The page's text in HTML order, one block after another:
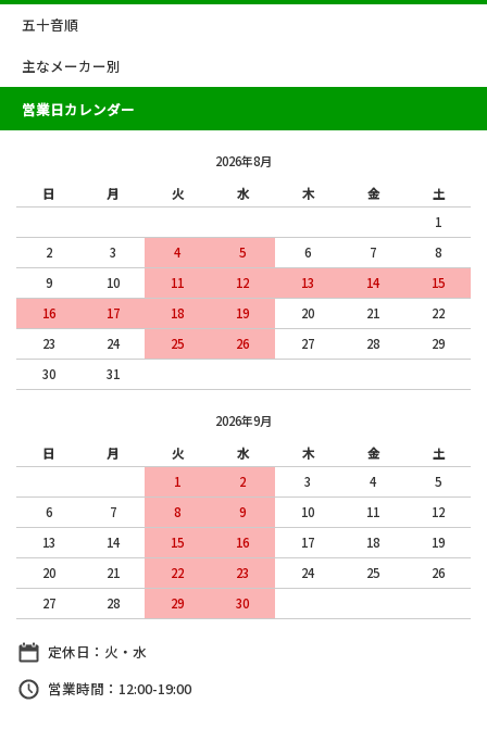
五十音順
主なメーカー別
営業日カレンダー
2026年8月
日
月 火 水 木 金
土
1
2
3 4 5 6 7
8
9
10 11 12 13 14
15
16
17 18 19 20 21
22
23
24 25 26 27 28
29
30
31
2026年9月
日
月 火 水 木 金
土
1
2 3 4
5
6
7 8 9 10 11
12
13
14 15 16 17 18
19
20
21 22 23 24 25
26
27
28 29 30
定休日：火・水
営業時間：12:00-19:00